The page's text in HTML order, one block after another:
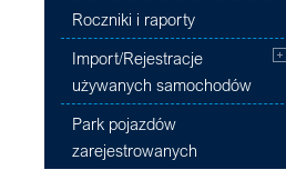
Roczniki i raporty
Import/Rejestracje
używanych samochodów
Park pojazdów
zarejestrowanych